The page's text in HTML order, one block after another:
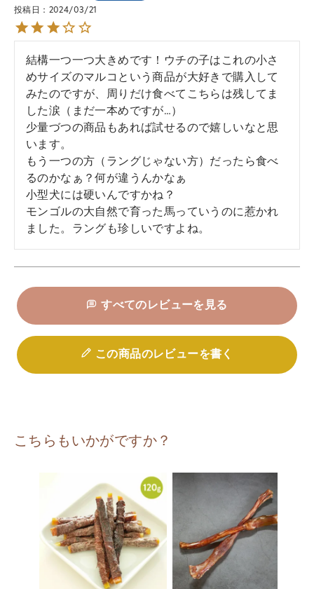
投稿日 2024/03/21
結構一つ一つ大きめです！ウチの子はこれの小さ
めサイズのマルコという商品が大好きで購入して
みたのですが、周りだけ食べてこちらは残してま
した涙（まだ一本めですが…）
少量づつの商品もあれば試せるので嬉しいなと思
います。
もう一つの方（ラングじゃない方）だったら食べ
るのかなぁ？何が違うんかなぁ
小型犬には硬いんですかね？
モンゴルの大自然で育った馬っていうのに惹かれ
すべてのレビューを見る
この商品のレビューを書く
こちらもいかがですか？